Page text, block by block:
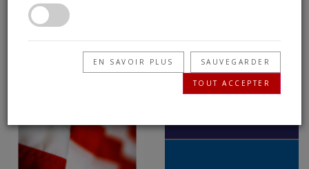
EN SAVOIR PLUS SAUVEGARDER
TOUT ACCEPTER